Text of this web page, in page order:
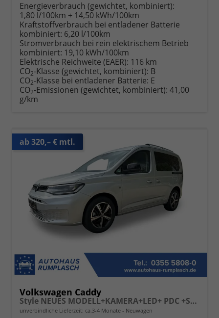
Energieverbrauch (gewichtet, kombiniert):
1,80 l/100km + 14,50 kWh/100km
Kraftstoffverbrauch bei entladener Batterie
kombiniert: 6,20 l/100km
Stromverbrauch bei rein elektrischem Betrieb
kombiniert: 19,10 kWh/100km
Elektrische Reichweite (EAER): 116 km
CO2-Klasse (gewichtet, kombiniert): B
CO2-Klasse bei entladener Batterie: E
CO2-Emissionen (gewichtet, kombiniert): 41,00
g/km
ab 320,– € mtl.
Volkswagen Caddy
Style NEUES MODELL+KAMERA+LED+ PDC +SHZ+ 17 LM
unverbindliche Lieferzeit: ca.3-4 Monate Neuwagen